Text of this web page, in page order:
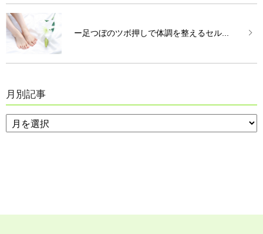
ー足つぼのツボ押しで体調を整えるセル...
月別記事